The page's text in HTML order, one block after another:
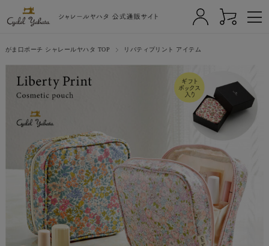
がま口ポーチ シャレールヤハタ TOP リバティプリント アイテム